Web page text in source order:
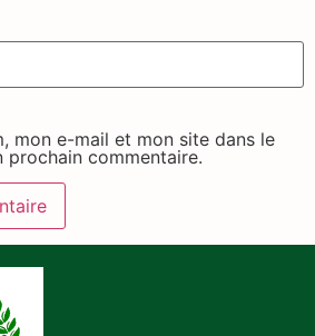
mon e-mail et mon site dans le
prochain commentaire.